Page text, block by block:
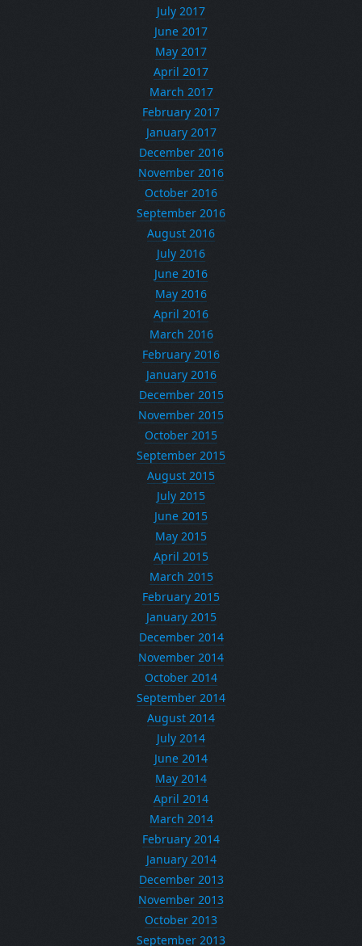
July 2017
June 2017
May 2017
April 2017
March 2017
February 2017
January 2017
December 2016
November 2016
October 2016
September 2016
August 2016
July 2016
June 2016
May 2016
April 2016
March 2016
February 2016
January 2016
December 2015
November 2015
October 2015
September 2015
August 2015
July 2015
June 2015
May 2015
April 2015
March 2015
February 2015
January 2015
December 2014
November 2014
October 2014
September 2014
August 2014
July 2014
June 2014
May 2014
April 2014
March 2014
February 2014
January 2014
December 2013
November 2013
October 2013
September 2013